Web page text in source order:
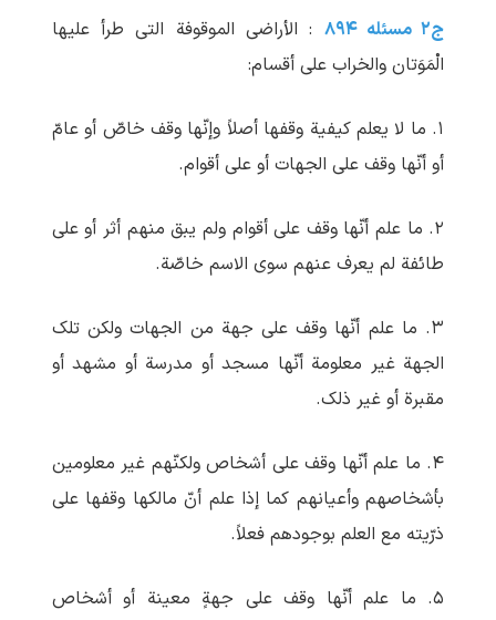
ج۲ مسئله ۸۹۴
: الأراضی الموقوفة التی طرأ علیها
الْمَوَتان والخراب علی أقسام:
۱. ما لا یعلم کیفیة وقفها أصلاً وإنّها وقف خاصّ أو عامّ
أو أنّها وقف علی الجهات أو علی أقوام.
۲. ما علم أنّها وقف علی أقوام ولم یبق منهم أثر أو علی
طائفة لم یعرف عنهم سوی الاسم خاصّة.
۳. ما علم أنّها وقف علی جهة من الجهات ولکن تلک
الجهة غیر معلومة أنّها مسجد أو مدرسة أو مشهد أو
مقبرة أو غیر ذلک.
۴. ما علم أنّها وقف علی أشخاص ولکنّهم غیر معلومین
بأشخاصهم وأعیانهم کما إذا علم أنّ مالکها وقفها علی
ذرّیته مع العلم بوجودهم فعلاً.
۵. ما علم أنّها وقف علی جهةٍ معینة أو أشخاص